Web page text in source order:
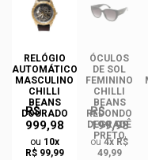
RELÓGIO
AUTOMÁTICO
MASCULINO
CHILLI
BEANS
DOURADO
R$
999,98
ou 10x
R$ 99,99
ÓCULOS
DE SOL
FEMININO
CHILLI
BEANS
REDONDO
DEGRADÊ
PRETO
R$
199,98
ou4x R$
49,99